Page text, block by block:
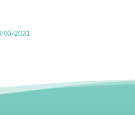
03/2021